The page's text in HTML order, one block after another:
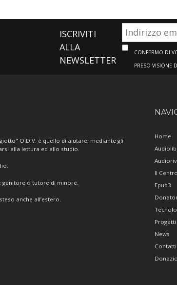
ISCRIVITI
ALLA
NEWSLETTER
CONFERMO DI
PRESO VISIONE
O.D.V. è quello di aiutare, mediante gli
alla lettura ed allo studio.
o tutore di minore.
anche all’estero.
Home
Il Centro
Epub3
Progetti
News
Contatti